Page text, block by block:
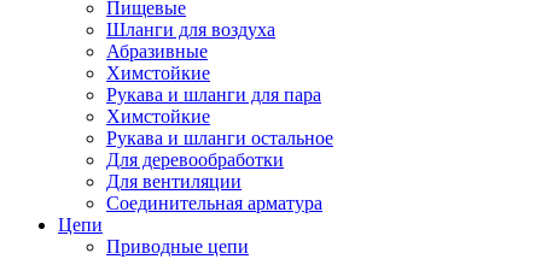
Пищевые
Шланги для воздуха
Абразивные
Химстойкие
Рукава и шланги для пара
Химстойкие
Рукава и шланги остальное
Для деревообработки
Для вентиляции
Соединительная арматура
Цепи
Приводные цепи